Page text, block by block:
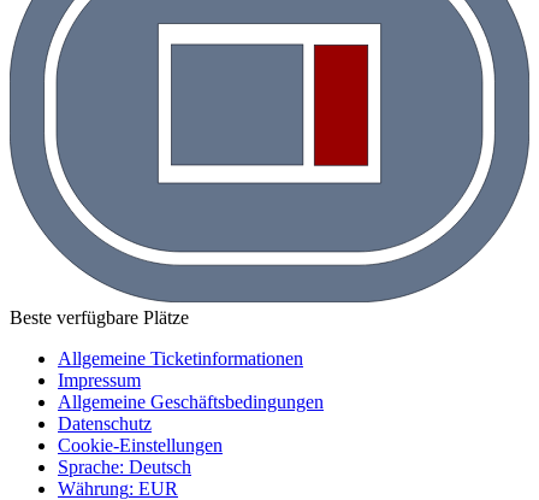
Beste verfügbare Plätze
Allgemeine Ticketinformationen
Impressum
Allgemeine Geschäftsbedingungen
Datenschutz
Cookie-Einstellungen
Sprache: Deutsch
Währung: EUR